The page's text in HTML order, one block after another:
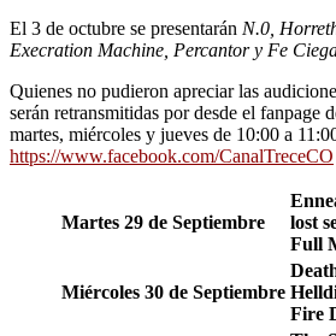
El 3 de octubre se presentarán N.0,
Execration Machine, Percantor y Fe
Quienes no pudieron apreciar las
serán retransmitidas por desde el fanpage
martes, miércoles y jueves de 10:00 a
https://www.facebook.com/CanalTreceCO
Martes 29 de Septiembre
lost
Full
Miércoles 30 de Septiembre
Fire